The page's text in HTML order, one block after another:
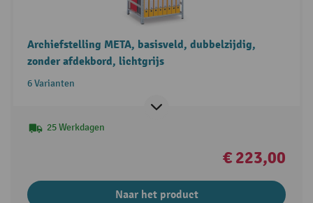
Archiefstelling META, basisveld, dubbelzijdig,
zonder afdekbord, lichtgrijs
6 Varianten
25 Werkdagen
€ 223,00
Naar het product